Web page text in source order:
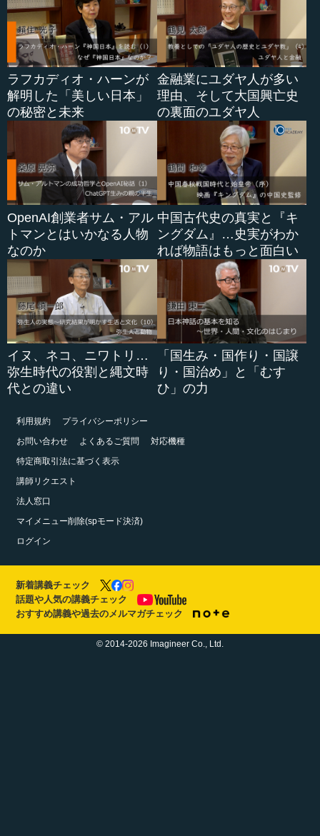
ラフカディオ・ハーンが
解明した「美しい日本」
の秘密と未来
金融業にユダヤ人が多い
理由、そして大国興亡史
の裏面のユダヤ人
OpenAI創業者サム・アル
トマンとはいかなる人物
なのか
中国古代史の真実と『キ
ングダム』…史実がわか
れば物語はもっと面白い
イヌ、ネコ、ニワトリ…
弥生時代の役割と縄文時
代との違い
「国生み・国作り・国譲
り・国治め」と「むす
ひ」の力
利用規約
プライバシーポリシー
お問い合わせ
よくあるご質問
対応機種
特定商取引法に基づく表示
講師リクエスト
法人窓口
マイメニュー削除(spモード決済)
ログイン
新着講義チェック
話題や人気の講義チェック
おすすめ講義や過去のメルマガチェック
© 2014-2026 Imagineer Co., Ltd.